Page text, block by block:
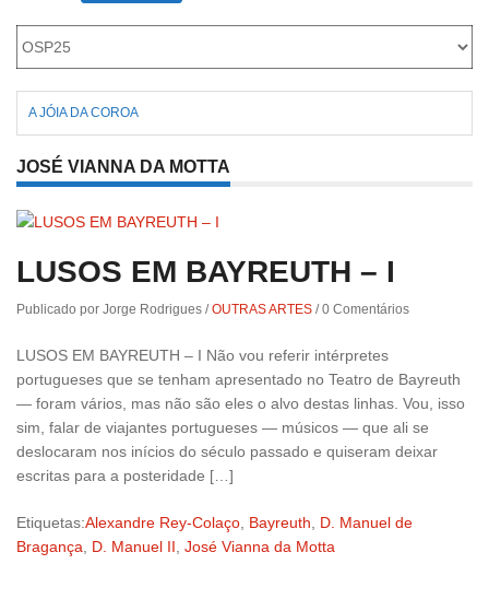
Roriz
A JÓIA DA COROA
JOSÉ VIANNA DA MOTTA
LUSOS EM BAYREUTH – I
Publicado por Jorge Rodrigues /OUTRAS ARTES /0 Comentários
LUSOS EM BAYREUTH – I Não vou referir intérpretes
portugueses que se tenham apresentado no Teatro de Bayreuth
— foram vários, mas não são eles o alvo destas linhas. Vou, isso
sim, falar de viajantes portugueses — músicos — que ali se
deslocaram nos inícios do século passado e quiseram deixar
escritas para a posteridade […]
Etiquetas:Alexandre Rey-Colaço, Bayreuth, D. Manuel de
Bragança, D. Manuel II, José Vianna da Motta